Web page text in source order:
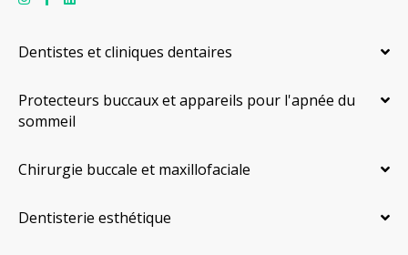
Dentistes et cliniques dentaires
Protecteurs buccaux et appareils pour l'apnée du
sommeil
Chirurgie buccale et maxillofaciale
Dentisterie esthétique